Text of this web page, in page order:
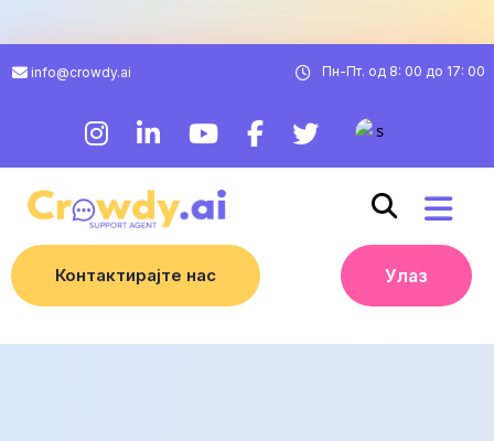
info@crowdy.ai Пн-Пт. од 8: 00 до 17: 00
Контактирајте нас Улаз